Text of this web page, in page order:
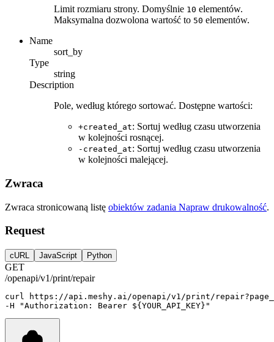
Limit rozmiaru strony. Domyślnie 10 elementów.
Maksymalna dozwolona wartość to 50 elementów.
Name
sort_by
Type
string
Description
Pole, według którego sortować. Dostępne wartości:
+created_at: Sortuj według czasu utworzenia
w kolejności rosnącej.
-created_at: Sortuj według czasu utworzenia
w kolejności malejącej.
Zwraca
Zwraca stronicowaną listę obiektów zadania Napraw drukowalność.
Request
cURL JavaScript Python
GET
/openapi/v1/print/repair
curl
https://api.meshy.ai/openapi/v1/print/
-H
"Authorization: Bearer ${YOUR_API_KEY}"